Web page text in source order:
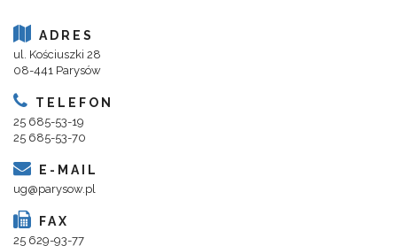
ADRES
ul. Kościuszki 28
08-441 Parysów
TELEFON
25 685-53-19
25 685-53-70
E-MAIL
ug@parysow.pl
FAX
25 629-93-77